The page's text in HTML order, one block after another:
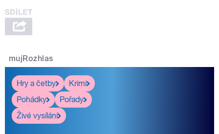
mujRozhlas
Hry a četby
Krimi
Pohádky
Pořady
Živé vysílání